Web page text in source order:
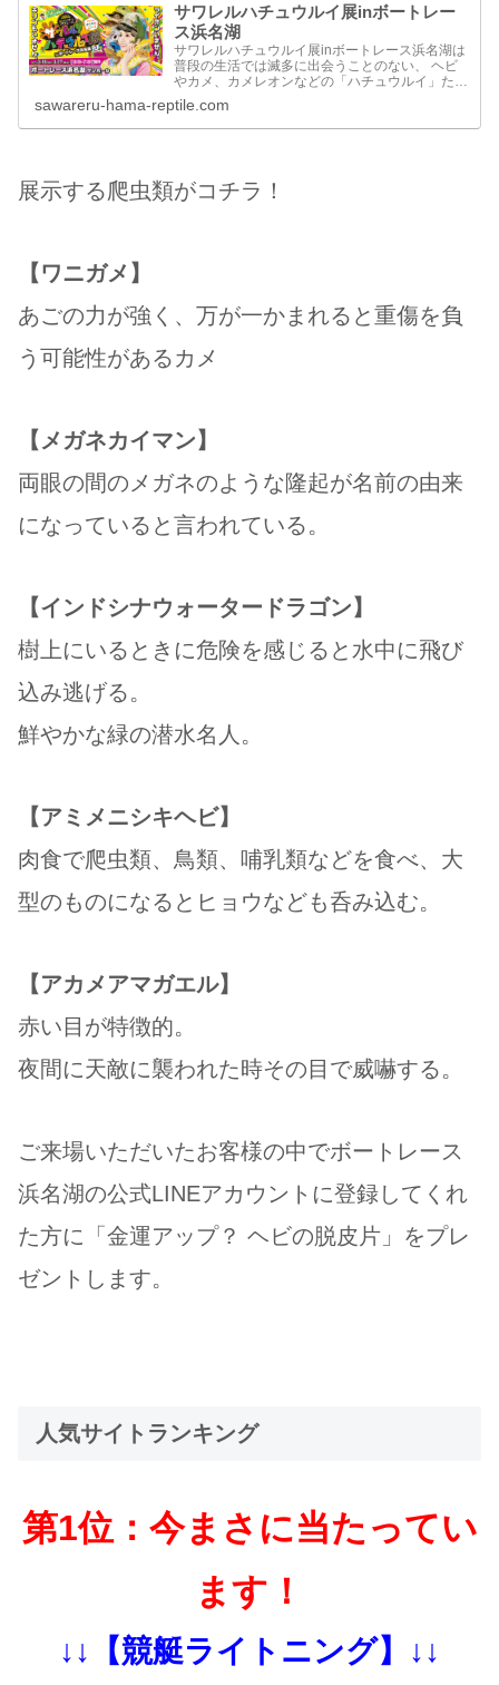
サワレルハチュウルイ展inボートレー
ス浜名湖
サワレルハチュウルイ展inボートレース浜名湖は
普段の生活では滅多に出会うことのない、 ヘビ
やカメ、カメレオンなどの「ハチュウルイ」たち
を一挙に展示します。 しかもこのイベントは通
常の爬虫類展と違い、爬虫類を見るだけでなく、
触れたり、一緒...
sawareru-hama-reptile.com
展示する爬虫類がコチラ！
【ワニガメ】
あごの力が強く、万が一かまれると重傷を負
う可能性があるカメ
【メガネカイマン】
両眼の間のメガネのような隆起が名前の由来
になっていると言われている。
【インドシナウォータードラゴン】
樹上にいるときに危険を感じると水中に飛び
込み逃げる。
鮮やかな緑の潜水名人。
【アミメニシキヘビ】
肉食で爬虫類、鳥類、哺乳類などを食べ、大
型のものになるとヒョウなども呑み込む。
【アカメアマガエル】
赤い目が特徴的。
夜間に天敵に襲われた時その目で威嚇する。
ご来場いただいたお客様の中でボートレース
浜名湖の公式LINEアカウントに登録してくれ
た方に「金運アップ？ ヘビの脱皮片」をプレ
ゼントします。
人気サイトランキング
第1位：今まさに当たってい
ます！
↓↓【競艇ライトニング】↓↓